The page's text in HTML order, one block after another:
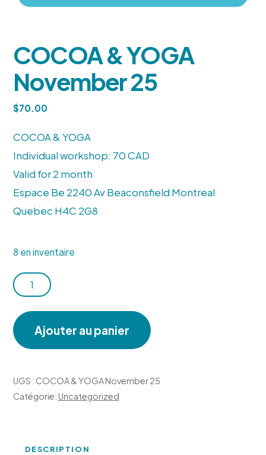
COCOA & YOGA
November 25
$70.00
COCOA & YOGA
Individual workshop: 70 CAD
Valid for 2 month
Espace Be 2240 Av Beaconsfield Montreal
Quebec H4C 2G8
8 en inventaire
quantité
de
COCOA
&
YOGA
25
Ajouter au panier
UGS : COCOA & YOGA November 25
Catégorie: Uncategorized
DESCRIPTION